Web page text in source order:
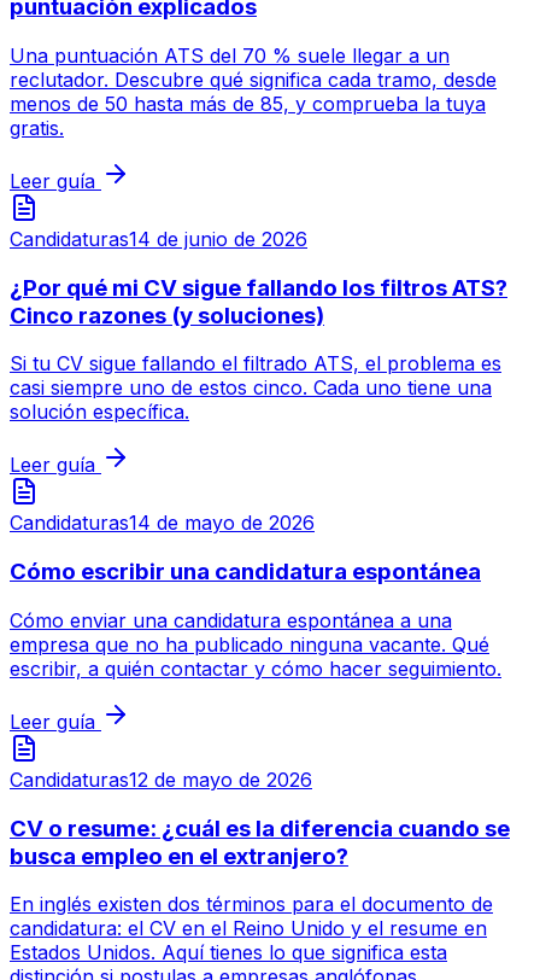
puntuación explicados
Una puntuación ATS del 70 % suele llegar a un
reclutador. Descubre qué significa cada tramo, desde
menos de 50 hasta más de 85, y comprueba la tuya
gratis.
Leer guía
Candidaturas14 de junio de 2026
¿Por qué mi CV sigue fallando los filtros ATS?
Cinco razones (y soluciones)
Si tu CV sigue fallando el filtrado ATS, el problema es
casi siempre uno de estos cinco. Cada uno tiene una
solución específica.
Leer guía
Candidaturas14 de mayo de 2026
Cómo escribir una candidatura espontánea
Cómo enviar una candidatura espontánea a una
empresa que no ha publicado ninguna vacante. Qué
escribir, a quién contactar y cómo hacer seguimiento.
Leer guía
Candidaturas12 de mayo de 2026
CV o resume: ¿cuál es la diferencia cuando se
busca empleo en el extranjero?
En inglés existen dos términos para el documento de
candidatura: el CV en el Reino Unido y el resume en
Estados Unidos. Aquí tienes lo que significa esta